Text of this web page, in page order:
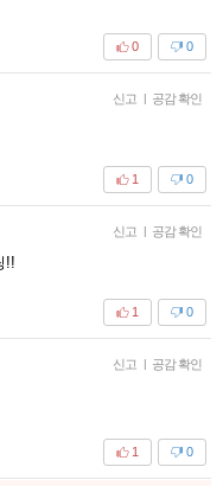
0
0
신고 | 공감 확인
0
1
신고 | 공감 확인
!!
0
1
신고 | 공감 확인
0
1